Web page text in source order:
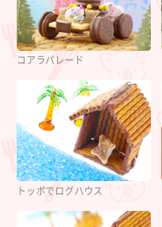
コアラパレード
トッポでログハウス